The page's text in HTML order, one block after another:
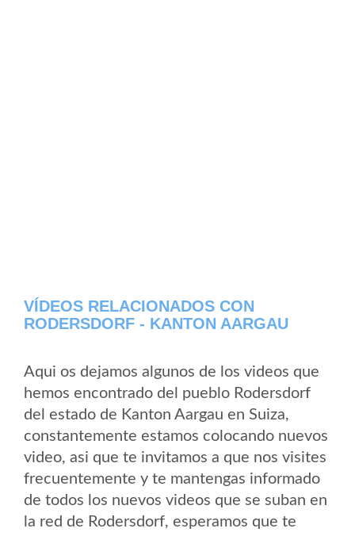
VÍDEOS RELACIONADOS CON
RODERSDORF - KANTON AARGAU
Aqui os dejamos algunos de los videos que
hemos encontrado del pueblo Rodersdorf
del estado de Kanton Aargau en Suiza,
constantemente estamos colocando nuevos
video, asi que te invitamos a que nos visites
frecuentemente y te mantengas informado
de todos los nuevos videos que se suban en
la red de Rodersdorf, esperamos que te